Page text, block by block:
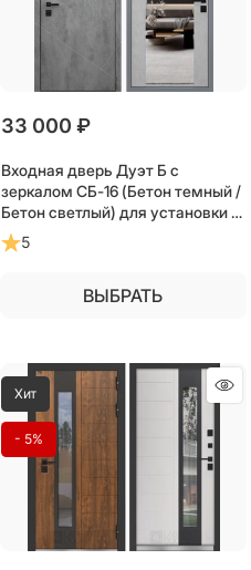
33 000 ₽
Входная дверь Дуэт Б с
зеркалом СБ-16 (Бетон темный /
Бетон светлый) для установки в
квартиру
5
ВЫБРАТЬ
Хит
- 5%